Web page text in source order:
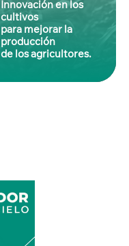
Innovación en los
cultivos
para mejorar la
producción
de los agricultores.